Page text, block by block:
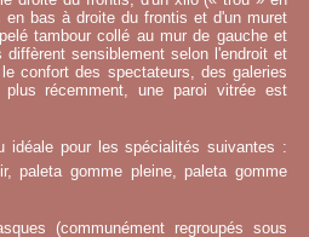
en bas à droite du frontis et d'un muret
tambour collé au mur de gauche et
sensiblement selon l'endroit et
confort des spectateurs, des galeries
récemment, une paroi vitrée est
idéale pour les spécialités suivantes :
paleta gomme pleine, paleta gomme
(communément regroupés sous